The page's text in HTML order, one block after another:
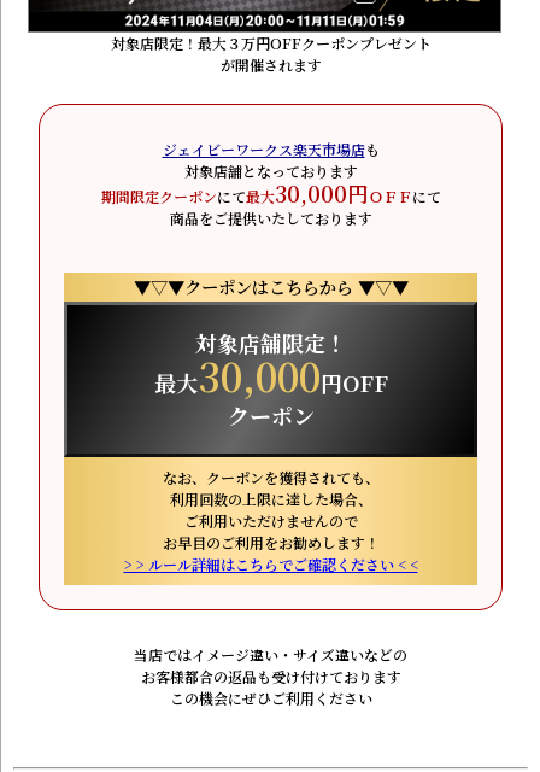
対象店限定！最大３万円OFFクーポンプレゼント
が開催されます
ジェイビーワークス楽天市場店も
対象店舗となっております
期間限定クーポンにて最大30,000円ＯＦＦにて
商品をご提供いたしております
▼▽▼クーポンはこちらから ▼▽▼
対象店舗限定！
最大30,000円OFF
クーポン
なお、クーポンを獲得されても、
利用回数の上限に達した場合、
ご利用いただけませんので
お早目のご利用をお勧めします！
> > ルール詳細はこちらでご確認ください < <
当店ではイメージ違い・サイズ違いなどの
お客様都合の返品も受け付けております
この機会にぜひご利用ください